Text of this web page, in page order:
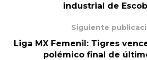
industrial de
Siguiente
Liga MX Femenil: Tigres
polémico final de